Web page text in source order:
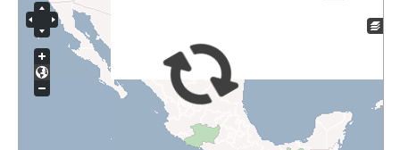
a
Potamogetonaceae
Primulaceae
Proteaceae
Putranjivaceae
Ranunculaceae